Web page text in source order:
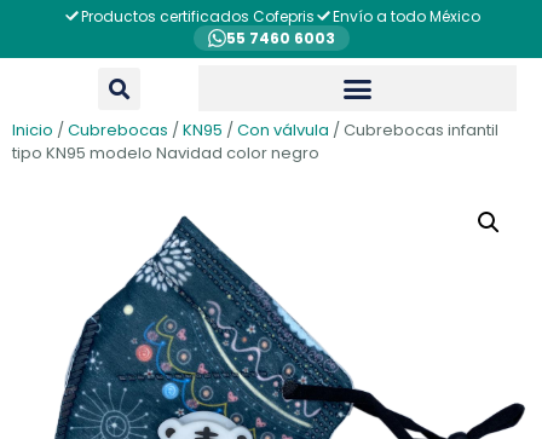
Productos certificados Cofepris
Envío a todo México
55 7460 6003
Inicio /Cubrebocas /KN95 /Con válvula / Cubrebocas infantil
tipo KN95 modelo Navidad color negro